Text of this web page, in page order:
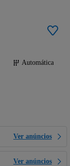
Automática
Ver anúncios
Ver anúncios